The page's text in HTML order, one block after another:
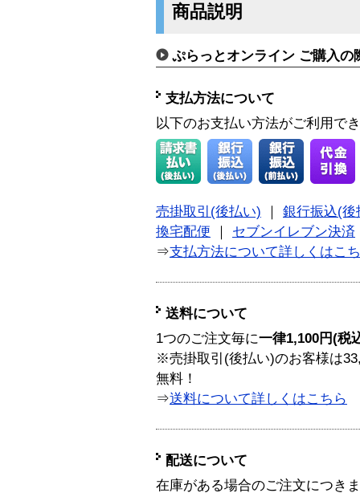
商品説明
ぷらっとオンライン ご購入の
支払方法について
以下のお支払い方法がご利用で
売掛取引(後払い)
銀行振込(後
換宅配便
セブンイレブン決済
⇒支払方法について詳しくはこ
送料について
1つのご注文毎に一律1,100円(税
※売掛取引(後払い)のお客様は
無料！
⇒送料について詳しくはこちら
配送について
在庫がある場合のご注文につき